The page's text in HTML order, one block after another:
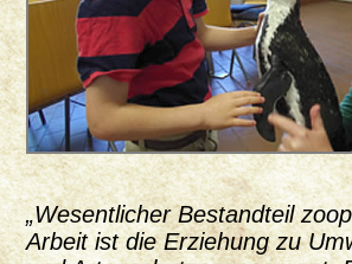
„Wesentlicher Bestandteil
Arbeit ist die Erziehung zu